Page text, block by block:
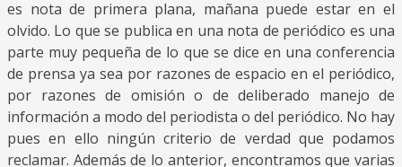
es nota de primera plana, mañana puede estar en el
olvido. Lo que se publica en una nota de periódico es una
parte muy pequeña de lo que se dice en una conferencia
de prensa ya sea por razones de espacio en el periódico,
por razones de omisión o de deliberado manejo de
información a modo del periodista o del periódico. No hay
pues en ello ningún criterio de verdad que podamos
reclamar. Además de lo anterior, encontramos que varias